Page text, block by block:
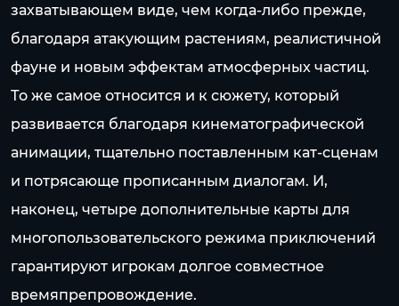
захватывающем виде, чем когда-либо прежде,
благодаря атакующим растениям, реалистичной
фауне и новым эффектам атмосферных частиц.
То же самое относится и к сюжету, который
развивается благодаря кинематографической
анимации, тщательно поставленным кат-сценам
и потрясающе прописанным диалогам. И,
наконец, четыре дополнительные карты для
многопользовательского режима приключений
гарантируют игрокам долгое совместное
времяпрепровождение.